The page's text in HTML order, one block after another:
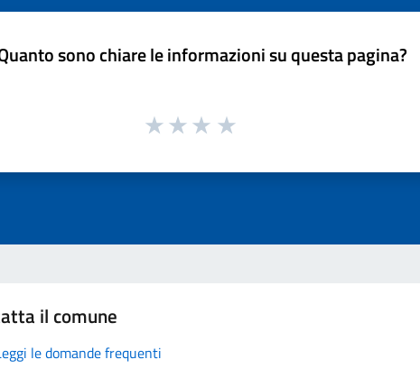
sono chiare le informazioni su questa pagina?
il comune
le domande frequenti